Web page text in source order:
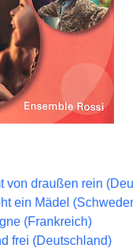
von draußen rein
ein Mädel
(Frankreich)
frei (Deutschland)